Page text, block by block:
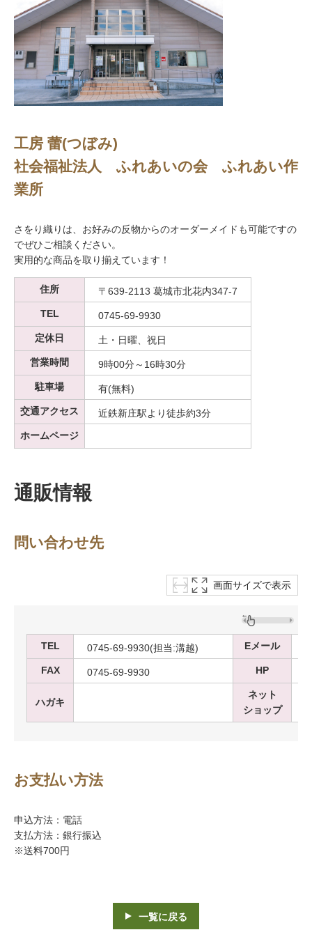
工房 蕾(つぼみ)
社会福祉法人 ふれあいの会 ふれあい作
業所
さをり織りは、お好みの反物からのオーダーメイドも可能ですの
でぜひご相談ください。
実用的な商品を取り揃えています！
住所
〒639-2113 葛城市北花内347-7
TEL
0745-69-9930
定休日
土・日曜、祝日
営業時間
9時00分～16時30分
駐車場
有(無料)
交通アクセス
近鉄新庄駅より徒歩約3分
ホームページ
通販情報
問い合わせ先
画面サイズで表示
TEL 0745-69-9930(担当:溝越) Eメール
FAX
0745-69-9930 HP
ハガキ
ネット
ショップ
お支払い方法
申込方法：電話
支払方法：銀行振込
※送料700円
一覧に戻る